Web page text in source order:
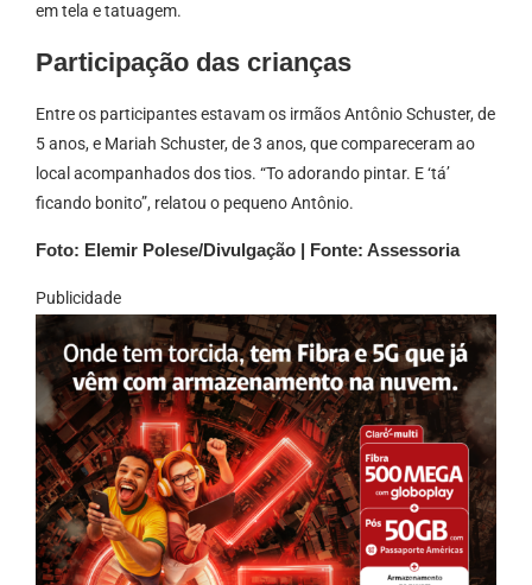
em tela e tatuagem.
Participação das crianças
Entre os participantes estavam os irmãos Antônio Schuster, de
5 anos, e Mariah Schuster, de 3 anos, que compareceram ao
local acompanhados dos tios. “To adorando pintar. E ‘tá’
ficando bonito”, relatou o pequeno Antônio.
Foto: Elemir Polese/Divulgação | Fonte: Assessoria
Publicidade